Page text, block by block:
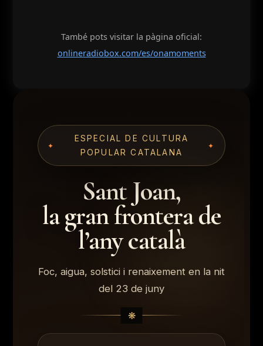
També pots visitar la pàgina oficial:
onlineradiobox.com/es/onamoments
ESPECIAL DE CULTURA
POPULAR CATALANA
Sant Joan,
la gran frontera de
l’any català
Foc, aigua, solstici i renaixement en la nit
del 23 de juny